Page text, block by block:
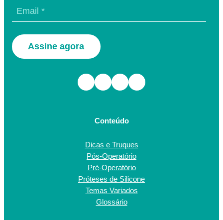
Assine agora
Facebook Instagram TikTok Youtube
Conteúdo
Dicas e Truques
Pós-Operatório
Pré-Operatório
Próteses de Silicone
Temas Variados
Glossário